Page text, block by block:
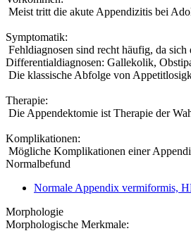
Meist tritt die akute Appendizitis bei
Symptomatik:
Fehldiagnosen sind recht häufig, da
Differentialdiagnosen: Gallekolik,
Die klassische Abfolge von
Therapie:
Die Appendektomie ist Therapie der
Komplikationen:
Mögliche Komplikationen einer
Normalbefund
Normale Appendix vermiformis,
Morphologie
Morphologische Merkmale: